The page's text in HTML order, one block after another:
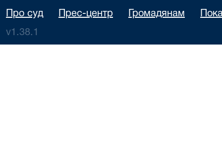
Про суд Прес-центр Громадянам
v1.38.1